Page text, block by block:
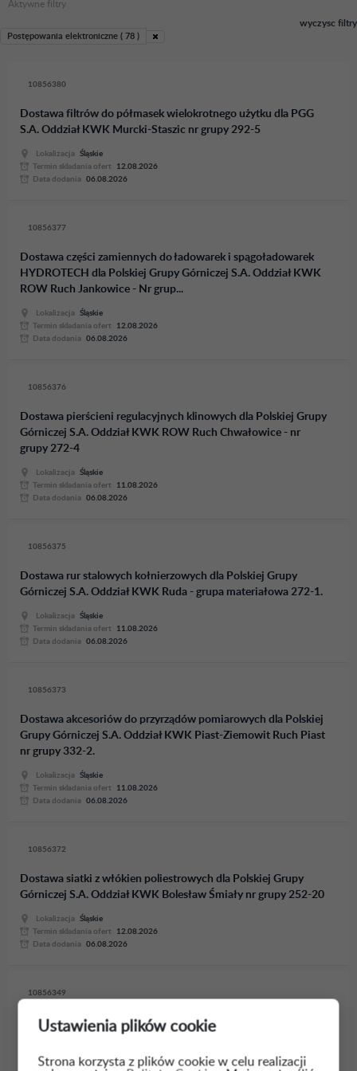
Ustawienia plików cookie
Strona korzysta z plików cookie w celu realizacji
Aktywne filtry
wyczysc filtry
Postępowania elektroniczne ( 78 )
10856380
Dostawa filtrów do półmasek wielokrotnego użytku dla PGG
S.A. Oddział KWK Murcki-Staszic nr grupy 292-5
Lokalizacja
Śląskie
Termin skladania ofert
12.08.2026
Data dodania
06.08.2026
10856377
Dostawa części zamiennych do ładowarek i spągoładowarek
HYDROTECH dla Polskiej Grupy Górniczej S.A. Oddział KWK
ROW Ruch Jankowice - Nr grup...
Lokalizacja
Śląskie
Termin skladania ofert
12.08.2026
Data dodania
06.08.2026
10856376
Dostawa pierścieni regulacyjnych klinowych dla Polskiej Grupy
Górniczej S.A. Oddział KWK ROW Ruch Chwałowice - nr
grupy 272-4
Lokalizacja
Śląskie
Termin skladania ofert
11.08.2026
Data dodania
06.08.2026
10856375
Dostawa rur stalowych kołnierzowych dla Polskiej Grupy
Górniczej S.A. Oddział KWK Ruda - grupa materiałowa 272-1.
Lokalizacja
Śląskie
Termin skladania ofert
11.08.2026
Data dodania
06.08.2026
10856373
Dostawa akcesoriów do przyrządów pomiarowych dla Polskiej
Grupy Górniczej S.A. Oddział KWK Piast-Ziemowit Ruch Piast
nr grupy 332-2.
Lokalizacja
Śląskie
Termin skladania ofert
11.08.2026
Data dodania
06.08.2026
10856372
Dostawa siatki z włókien poliestrowych dla Polskiej Grupy
Górniczej S.A. Oddział KWK Bolesław Śmiały nr grupy 252-20
Lokalizacja
Śląskie
Termin skladania ofert
12.08.2026
Data dodania
06.08.2026
10856349
Dostawa narzędzi zmechanizowanych ręcznych do szlifowania
polerki, skrobaki itp...